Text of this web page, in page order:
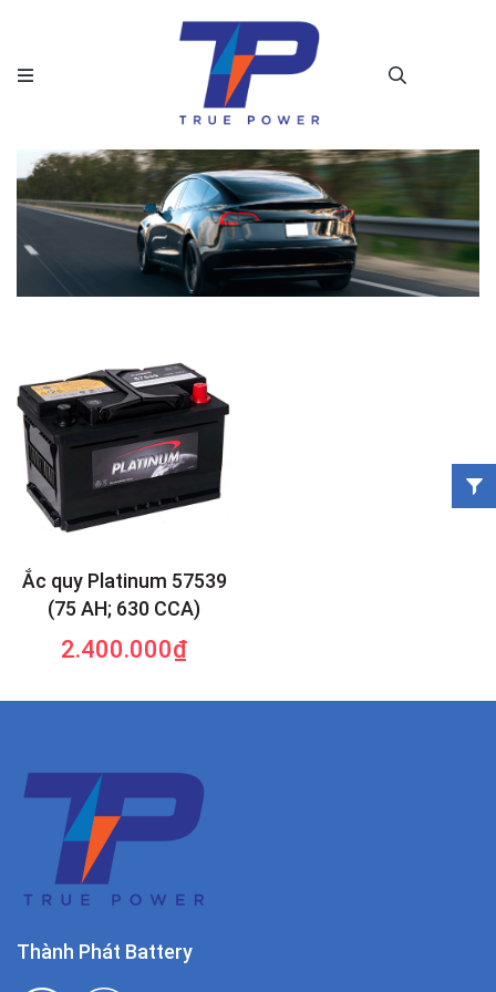
Ắc quy Platinum 57539
(75 AH; 630 CCA)
2.400.000₫
Thành Phát Battery